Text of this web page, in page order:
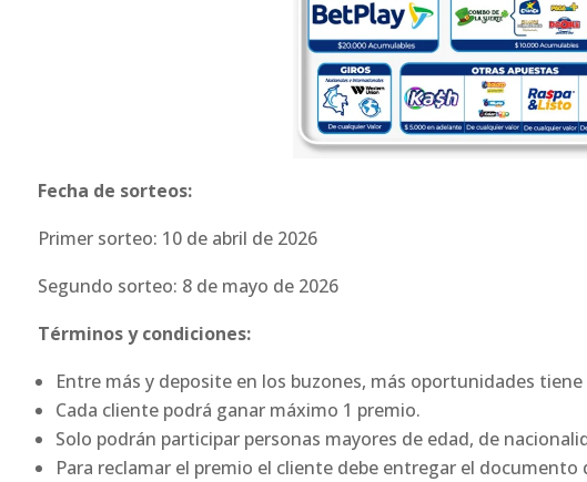
Fecha de sorteos:
Primer sorteo: 10 de abril de 2026
Segundo sorteo: 8 de mayo de 2026
Términos y condiciones:
Entre más y deposite en los buzones, más oportunidades tiene
Cada cliente podrá ganar máximo 1 premio.
Solo podrán participar personas mayores de edad, de
Para reclamar el premio el cliente debe entregar el